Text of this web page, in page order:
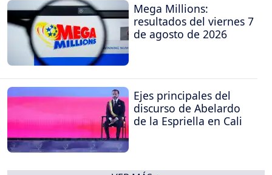
Mega Millions:
resultados del viernes 7
de agosto de 2026
Ejes principales del
discurso de Abelardo
de la Espriella en Cali